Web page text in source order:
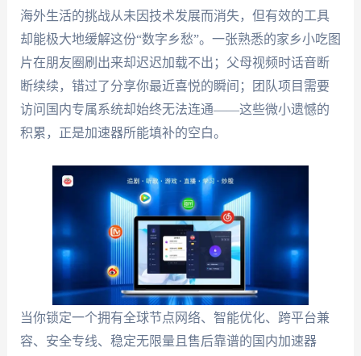
海外生活的挑战从未因技术发展而消失，但有效的工具
却能极大地缓解这份“数字乡愁”。一张熟悉的家乡小吃图
片在朋友圈刷出来却迟迟加载不出；父母视频时话音断
断续续，错过了分享你最近喜悦的瞬间；团队项目需要
访问国内专属系统却始终无法连通——这些微小遗憾的
积累，正是加速器所能填补的空白。
当你锁定一个拥有全球节点网络、智能优化、跨平台兼
容、安全专线、稳定无限量且售后靠谱的国内加速器